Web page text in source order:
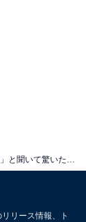
リース情報、ト